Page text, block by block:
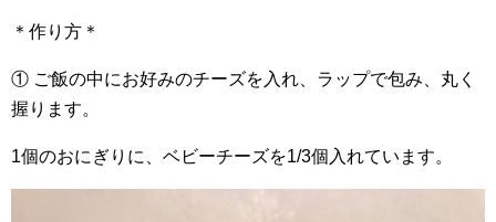
＊作り方＊
① ご飯の中にお好みのチーズを入れ、ラップで包み、丸く
握ります。
1個のおにぎりに、ベビーチーズを1/3個入れています。